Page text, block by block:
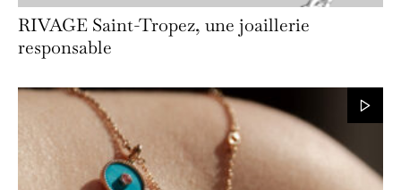
RIVAGE Saint-Tropez, une joaillerie
responsable